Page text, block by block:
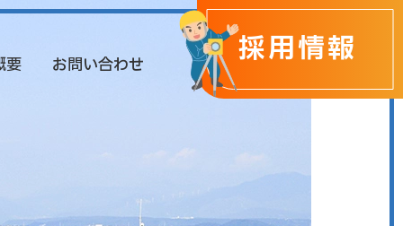
要 お問い合わせ 採用情報